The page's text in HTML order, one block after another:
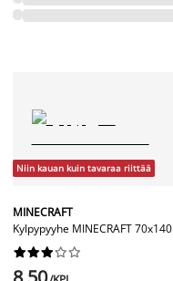
Niin kauan kuin tavaraa riittää
MINECRAFT
Kylpypyyhe MINECRAFT 70x140





